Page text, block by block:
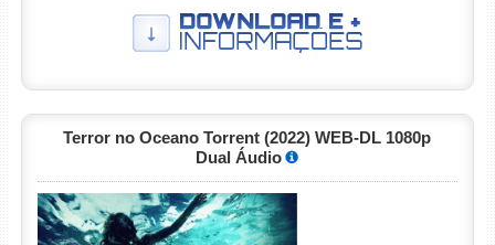
Terror no Oceano Torrent (2022) WEB-DL 1080p
Dual Áudio